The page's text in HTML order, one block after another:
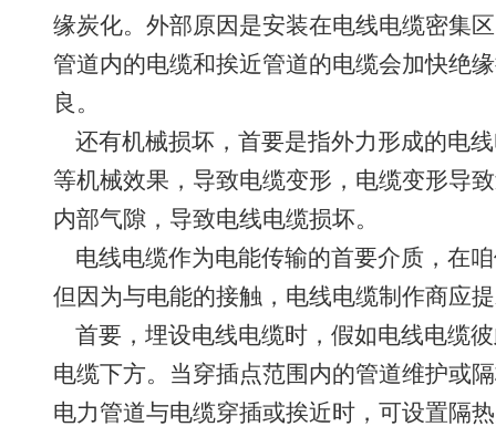
缘炭化。外部原因是安装在电线电缆密集
管道内的电缆和挨近管道的电缆会加快绝
良。
还有机械损坏，首要是指外力形成的电
等机械效果，导致电缆变形，电缆变形导
内部气隙，导致电线电缆损坏。
电线电缆作为电能传输的首要介质，在
但因为与电能的接触，电线电缆制作商应
首要，埋设电线电缆时，假如电线电缆
电缆下方。当穿插点范围内的管道维护或
电力管道与电缆穿插或挨近时，可设置隔